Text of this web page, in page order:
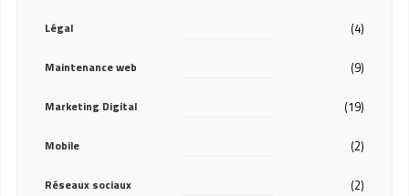
Légal (4)
Maintenance web (9)
Marketing Digital (19)
Mobile (2)
Réseaux sociaux (2)